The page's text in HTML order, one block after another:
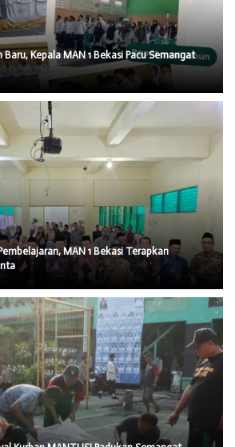
Kepala MAN 1 Bekasi Pacu Semangat
MAN 1 Bekasi Terapkan